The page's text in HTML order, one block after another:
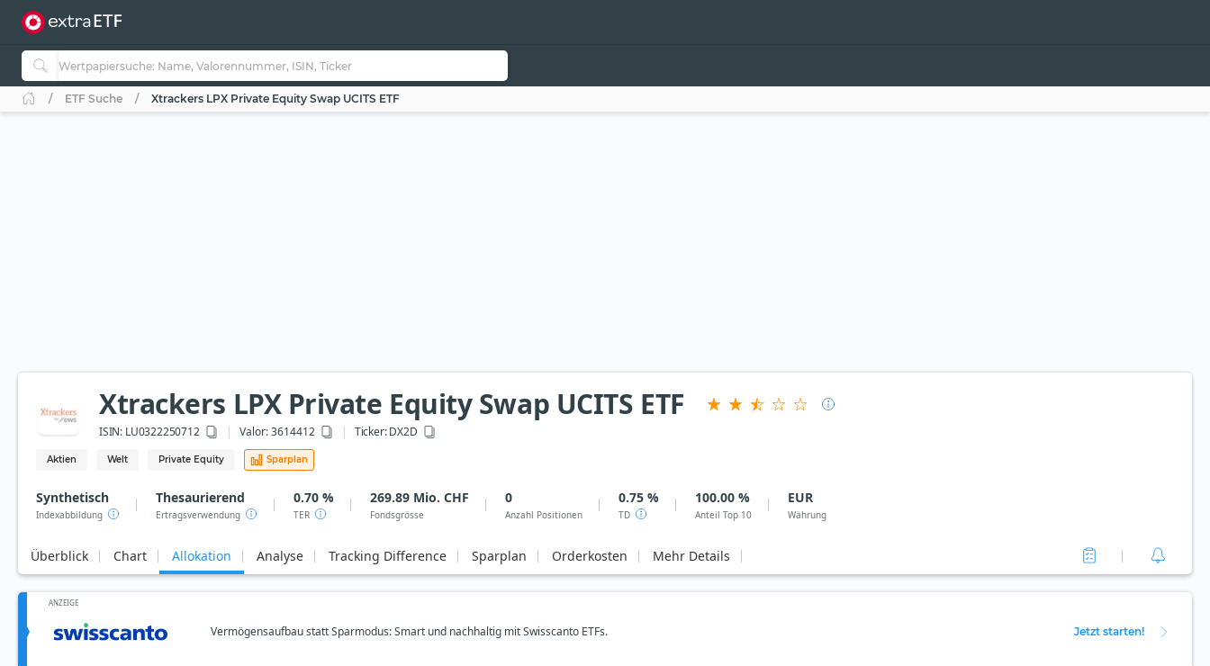
ETF Suche Xtrackers LPX Private Equity Swap UCITS ETF
Xtrackers LPX Private Equity Swap UCITS ETF
ISIN: LU0322250712 Valor: 3614412 Ticker:DX2D
Aktien Welt Private Equity Sparplan
Synthetisch
Indexabbildung
Thesaurierend
Ertragsverwendung
0.70 %
TER
269.89 Mio. CHF
Fondsgrösse
0
Anzahl Positionen
0.75 %
TD
100.00 %
Anteil Top 10
EUR
Währung
Überblick Chart Allokation Analyse Tracking Difference Sparplan Orderkosten Mehr Details
ANZEIGE
Vermögensaufbau statt Sparmodus: Smart und nachhaltig mit Swisscanto ETFs. Jetzt starten!